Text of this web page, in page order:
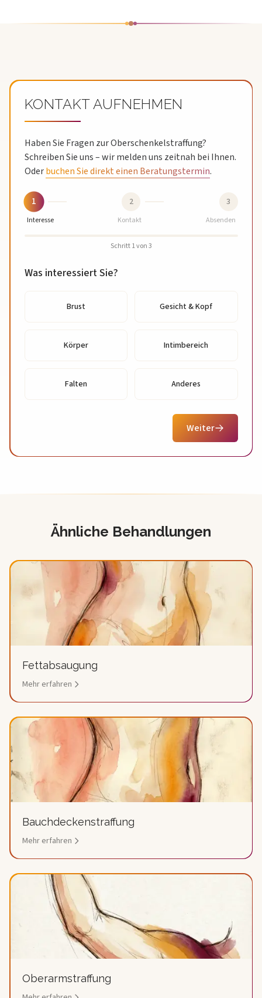
BEHANDLUNG ERFAHREN?
KONTAKT AUFNEHMEN
Haben Sie Fragen zur Oberschenkelstraffung?
Schreiben Sie uns – wir melden uns zeitnah bei Ihnen.
Oder buchen Sie direkt einen Beratungstermin.
1 2 3
Interesse Kontakt Absenden
Schritt1von3
Was interessiert Sie?
Brust Gesicht & Kopf
Körper Intimbereich
Falten Anderes
Weiter
Ähnliche Behandlungen
Empfohlene Operationen
Fettabsaugung
Mehr erfahren
Bauchdeckenstraffung
Mehr erfahren
Oberarmstraffung